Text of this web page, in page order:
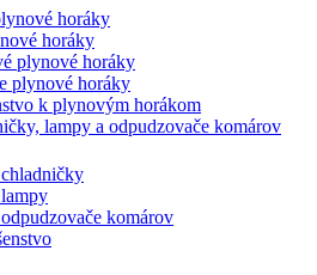
horáky
horáky
plynové horáky
plynové horáky
k plynovým horákom
lampy a odpudzovače komárov
komárov